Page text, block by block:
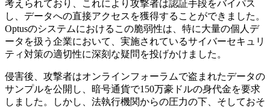
考えられており、これにより攻撃者は認証手段をバイパス
し、データへの直接アクセスを獲得することができました。
Optusのシステムにおけるこの脆弱性は、特に大量の個人デ
ータを扱う企業において、実施されているサイバーセキュリ
ティ対策の適切性に深刻な疑問を投げかけました。
侵害後、攻撃者はオンラインフォーラムで盗まれたデータの
サンプルを公開し、暗号通貨で150万豪ドルの身代金を要求
しました。しかし、法執行機関からの圧力の下、そしておそ